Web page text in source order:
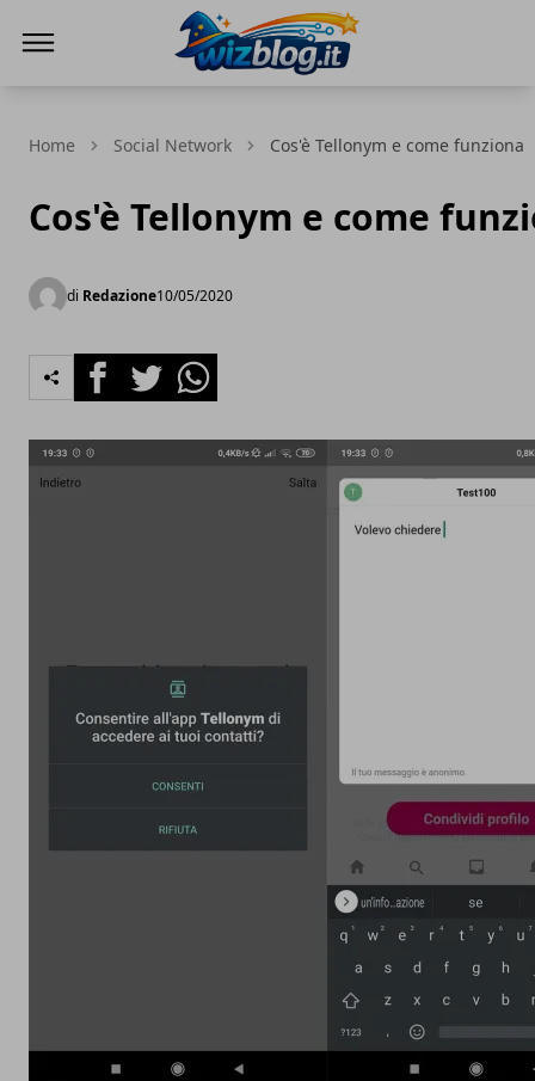
Home Social Network Cos'è Tellonym e come funziona
Cos'è Tellonym e come
di Redazione10/05/2020
FacebookTwitterWhatsapp